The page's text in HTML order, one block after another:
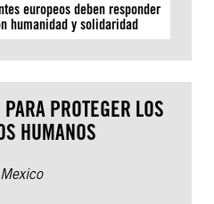
europeos deben responder
humanidad y solidaridad
PROTEGER LOS
HUMANOS